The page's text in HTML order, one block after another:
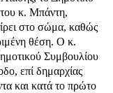
κ. Μπάντη,
στο σώμα, καθώς
θέση. Ο κ.
Συμβουλίου
επί δημαρχίας
και κατά το πρώτο